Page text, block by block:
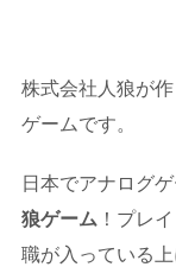
株式会社人狼が
ゲームです。
日本でアナログ
狼ゲーム ！プレ
職が入っている